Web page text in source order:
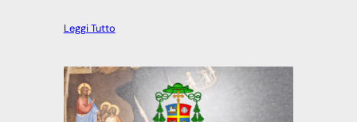
Leggi Tutto